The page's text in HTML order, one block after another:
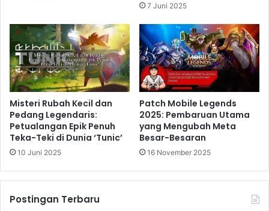
7 Juni 2025
Misteri Rubah Kecil dan
Pedang Legendaris:
Petualangan Epik Penuh
Teka-Teki di Dunia ‘Tunic’
10 Juni 2025
Patch Mobile Legends
2025: Pembaruan Utama
yang Mengubah Meta
Besar-Besaran
16 November 2025
Postingan Terbaru